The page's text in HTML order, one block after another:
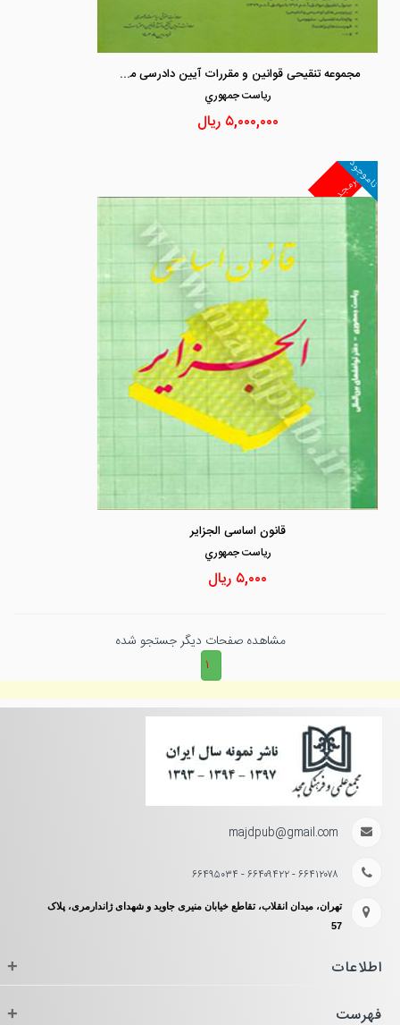
مجموعه تنقیحی قوانین و مقررات آیین دادرسی مدنی
رياست جمهوري
۵,۰۰۰,۰۰۰ ریال
غیرمجد
ناموجود
قانون اساسی الجزایر
رياست جمهوري
۵,۰۰۰ ریال
مشاهده صفحات دیگر جستجو شده
۱
majdpub@gmail.com
۶۶۴۱۲۰۷۸ - ۶۶۴۰۹۴۲۲ - ۶۶۴۹۵۰۳۴
تهران، میدان انقلاب، تقاطع خیابان منیری جاوید و شهدای ژاندارمری، پلاک
57
اطلاعات +
فهرست +